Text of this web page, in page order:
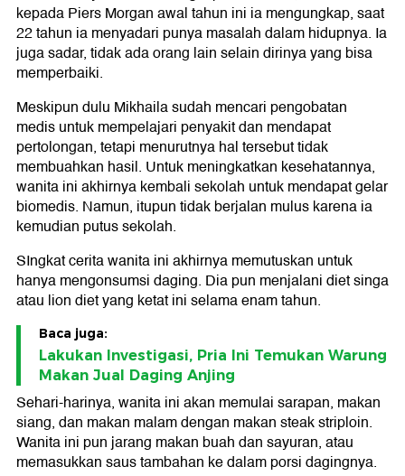
kepada Piers Morgan awal tahun ini ia mengungkap, saat
22 tahun ia menyadari punya masalah dalam hidupnya. Ia
juga sadar, tidak ada orang lain selain dirinya yang bisa
memperbaiki.
Meskipun dulu Mikhaila sudah mencari pengobatan
medis untuk mempelajari penyakit dan mendapat
pertolongan, tetapi menurutnya hal tersebut tidak
membuahkan hasil. Untuk meningkatkan kesehatannya,
wanita ini akhirnya kembali sekolah untuk mendapat gelar
biomedis. Namun, itupun tidak berjalan mulus karena ia
kemudian putus sekolah.
SIngkat cerita wanita ini akhirnya memutuskan untuk
hanya mengonsumsi daging. Dia pun menjalani diet singa
atau lion diet yang ketat ini selama enam tahun.
Baca juga:
Lakukan Investigasi, Pria Ini Temukan Warung
Makan Jual Daging Anjing
Sehari-harinya, wanita ini akan memulai sarapan, makan
siang, dan makan malam dengan makan steak striploin.
Wanita ini pun jarang makan buah dan sayuran, atau
memasukkan saus tambahan ke dalam porsi dagingnya.